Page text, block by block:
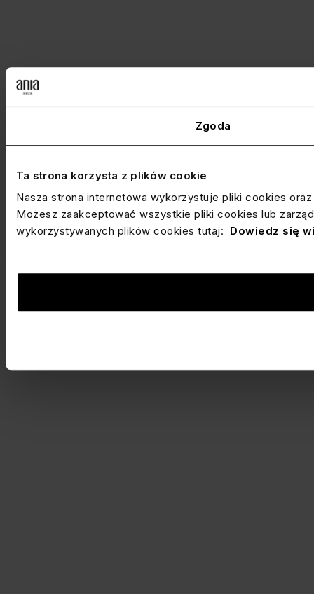
Zgoda
Ta strona korzysta z plików cookie
Nasza strona internetowa wykorzystuje pliki cookies
Możesz zaakceptować wszystkie pliki cookies lub
wykorzystywanych plików cookies tutaj: Dowiedz się